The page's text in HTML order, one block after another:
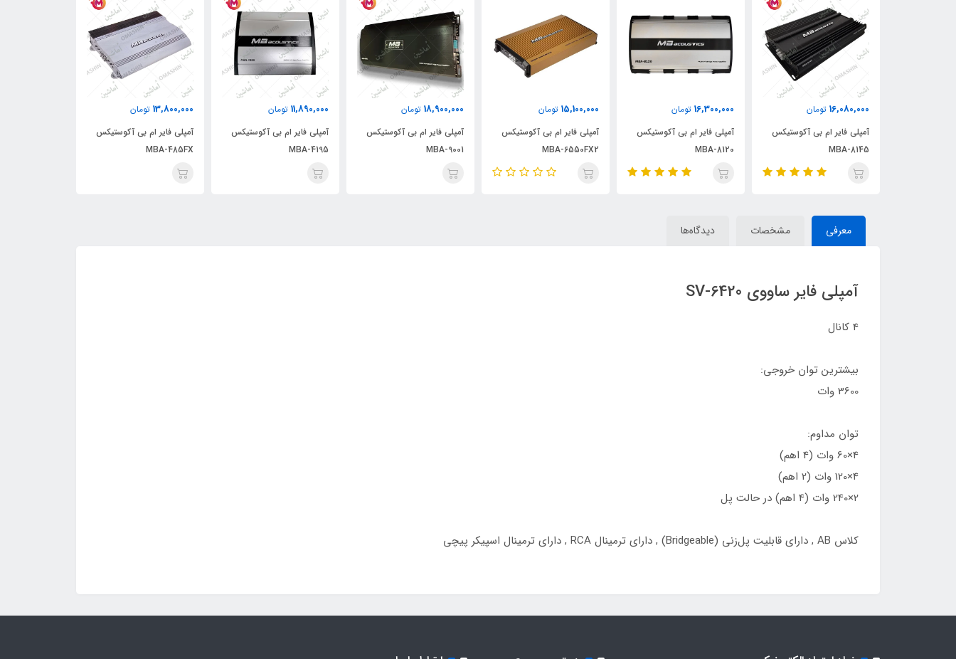
16,080,000 تومان
آمپلی فایر ام بی آکوستیکس
MBA-8145
16,300,000 تومان
آمپلی فایر ام بی آکوستیکس
MBA-8120
15,100,000 تومان
آمپلی فایر ام بی آکوستیکس
MBA-6550FX2
18,900,000 تومان
آمپلی فایر ام بی آکوستیکس
MBA-9001
11,890,000 تومان
آمپلی فایر ام بی آکوستیکس
MBA-4195
13,800,000 تومان
آمپلی فایر ام بی آکوستیکس
MBA-485FX
معرفی مشخصات دیدگاه‌ها
آمپلی فایر ساووی SV-6420
4 کانال
بیشترین توان خروجی:
3600 وات
توان مداوم:
4×60 وات (4 اهم)
4×120 وات (2 اهم)
2×240 وات (4 اهم) در حالت پل
کلاس AB , دارای قابلیت پل‌زنی (Bridgeable) , دارای ترمینال RCA , دارای ترمینال اسپیکر پیچی